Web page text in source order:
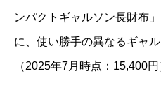
ンパクトギャルソン長財布
に、使い勝手の異なるギャ
（2025年7月時点：15,400円